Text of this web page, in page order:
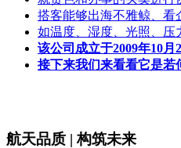
搭客能够出海不雅鲸、看
如温度、湿度、光照、压
该公司成立于2009年10月2
接下来我们来看看它是若
航天品质 | 构筑未来